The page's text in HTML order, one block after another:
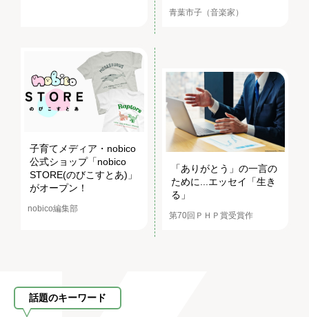
青葉市子（音楽家）
子育てメディア・nobico
公式ショップ「nobico
STORE(のびこすとあ)」
がオープン！
nobico編集部
「ありがとう」の一言の
ために...エッセイ「生き
る」
第70回ＰＨＰ賞受賞作
話題のキーワード